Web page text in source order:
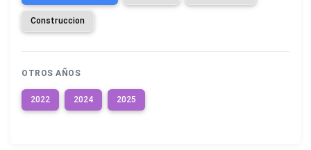
Construccion
OTROS AÑOS
2022 2024 2025